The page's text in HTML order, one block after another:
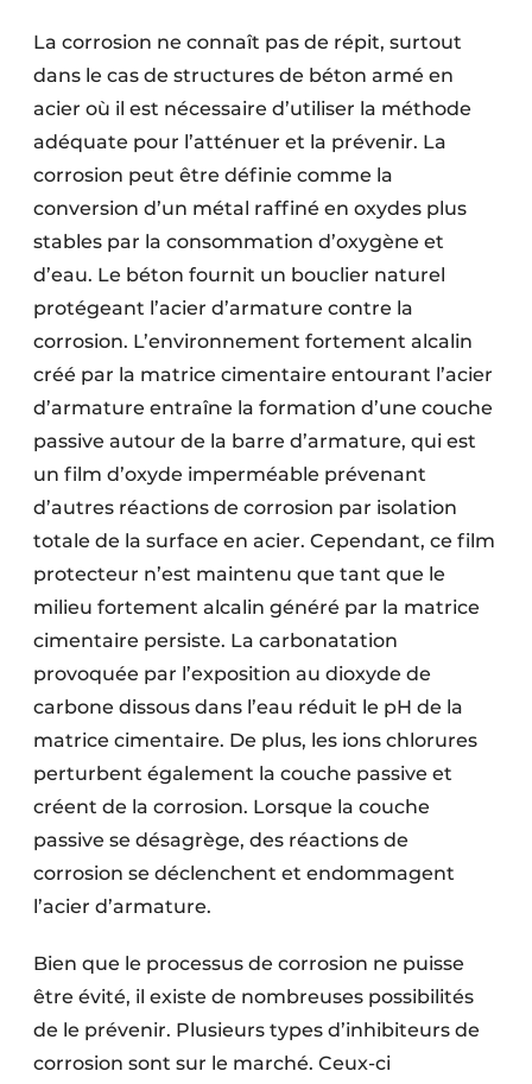
Video’s
Construction bois
Contrôle d’accès
Éclairage
Fondations
Façades
Géotextiles
Infrastructures souterraines et égouttage
Protection solaire
Rénovation
Sécurité incendie
Software
Techniques ferroviaires
La corrosion ne connaît pas de répit, surtout
dans le cas de structures de béton armé en
acier où il est nécessaire d’utiliser la méthode
adéquate pour l’atténuer et la prévenir. La
corrosion peut être définie comme la
conversion d’un métal raffiné en oxydes plus
stables par la consommation d’oxygène et
d’eau. Le béton fournit un bouclier naturel
protégeant l’acier d’armature contre la
corrosion. L’environnement fortement alcalin
créé par la matrice cimentaire entourant l’acier
d’armature entraîne la formation d’une couche
passive autour de la barre d’armature, qui est
un film d’oxyde imperméable prévenant
d’autres réactions de corrosion par isolation
totale de la surface en acier. Cependant, ce film
protecteur n’est maintenu que tant que le
milieu fortement alcalin généré par la matrice
cimentaire persiste. La carbonatation
provoquée par l’exposition au dioxyde de
carbone dissous dans l’eau réduit le pH de la
matrice cimentaire. De plus, les ions chlorures
perturbent également la couche passive et
créent de la corrosion. Lorsque la couche
passive se désagrège, des réactions de
corrosion se déclenchent et endommagent
l’acier d’armature.
Bien que le processus de corrosion ne puisse
être évité, il existe de nombreuses possibilités
de le prévenir. Plusieurs types d’inhibiteurs de
corrosion sont sur le marché. Ceux-ci